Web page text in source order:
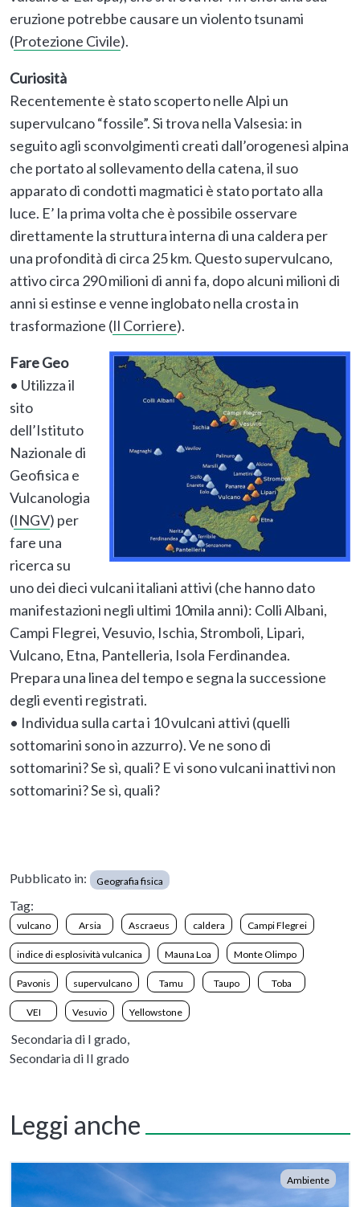
eruzione potrebbe causare un violento tsunami
(Protezione Civile).
Curiosità
Recentemente è stato scoperto nelle Alpi un
supervulcano “fossile”. Si trova nella Valsesia: in
seguito agli sconvolgimenti creati dall’orogenesi alpina
che portato al sollevamento della catena, il suo
apparato di condotti magmatici è stato portato alla
luce. E’ la prima volta che è possibile osservare
direttamente la struttura interna di una caldera per
una profondità di circa 25 km. Questo supervulcano,
attivo circa 290 milioni di anni fa, dopo alcuni milioni di
anni si estinse e venne inglobato nella crosta in
trasformazione (Il Corriere).
Fare Geo
• Utilizza il
sito
dell’Istituto
Nazionale di
Geofisica e
Vulcanologia
(INGV) per
fare una
ricerca su
uno dei dieci vulcani italiani attivi (che hanno dato
manifestazioni negli ultimi 10mila anni): Colli Albani,
Campi Flegrei, Vesuvio, Ischia, Stromboli, Lipari,
Vulcano, Etna, Pantelleria, Isola Ferdinandea.
Prepara una linea del tempo e segna la successione
degli eventi registrati.
• Individua sulla carta i 10 vulcani attivi (quelli
sottomarini sono in azzurro). Ve ne sono di
sottomarini? Se sì, quali? E vi sono vulcani inattivi non
sottomarini? Se sì, quali?
Pubblicato in: Geografia fisica
Tag:
vulcano Arsia Ascraeus caldera Campi Flegrei
indice di esplosività vulcanica Mauna Loa Monte Olimpo
Pavonis supervulcano Tamu Taupo Toba
VEI Vesuvio Yellowstone
Secondaria di I grado,
Secondaria di II grado
Leggi anche
Ambiente